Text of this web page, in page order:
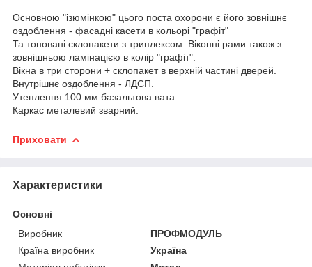
Основною "ізюмінкою" цього поста охорони є його зовнішнє
оздоблення - фасадні касети в кольорі "графіт"
Та тоновані склопакети з триплексом. Віконні рами також з
зовнішньою ламінацією в колір "графіт".
Вікна в три сторони + склопакет в верхній частині дверей.
Внутрішнє оздоблення - ЛДСП.
Утеплення 100 мм базальтова вата.
Каркас металевий зварний.
Приховати
Характеристики
Основні
Виробник
ПРОФМОДУЛЬ
Країна виробник
Україна